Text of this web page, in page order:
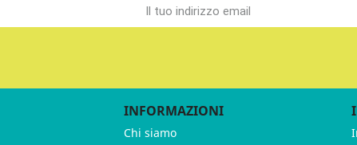
INFORMAZIONI
Chi siamo